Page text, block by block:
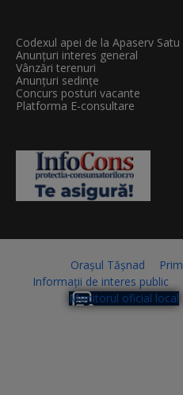
Codexul apei de la Apaserv
Anunțuri interes general
Vânzări terenuri
Anunțuri sedințe
Concurs posturi vacante
Platforma E-consultare
Orașul Tășnad
Informații de interes public
Monitorul oficial local